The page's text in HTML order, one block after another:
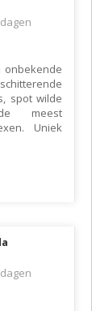
onbekende
spot wilde
meest
Uniek